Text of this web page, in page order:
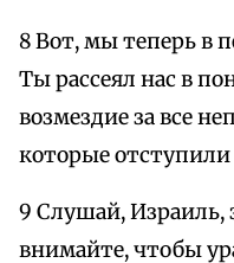
8 Вот, мы теперь в
Ты рассеял нас в
возмездие за все
которые отступили
9 Слушай, Израиль,
внимайте, чтобы